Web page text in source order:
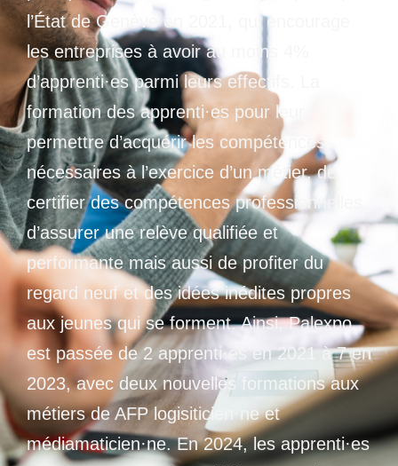
l’État de Genève en 2021, qui encourage
les entreprises à avoir au moins 4%
d’apprenti·es parmi leurs effectifs. La
formation des apprenti·es pour leur
permettre d’acquérir les compétences
nécessaires à l’exercice d’un métier, de
certifier des compétences professionnelles,
d’assurer une relève qualifiée et
performante mais aussi de profiter du
regard neuf et des idées inédites propres
aux jeunes qui se forment. Ainsi, Palexpo
est passée de 2 apprenti·es en 2021 à 7 en
2023, avec deux nouvelles formations aux
métiers de AFP logisiticien·ne et
médiamaticien·ne. En 2024, les apprenti·es